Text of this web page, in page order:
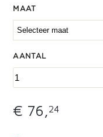
MAAT
AANTAL
€ 76,24